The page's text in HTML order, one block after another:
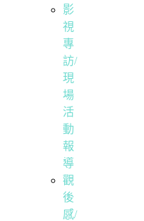
影
視
專
訪/
現
場
活
動
報
導
觀
後
感/